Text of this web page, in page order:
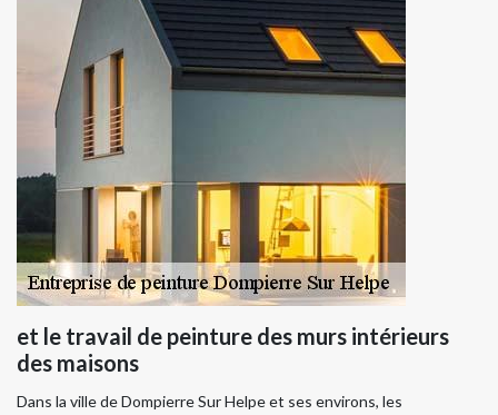
et le travail de peinture des murs intérieurs
des maisons
Dans la ville de Dompierre Sur Helpe et ses environs, les